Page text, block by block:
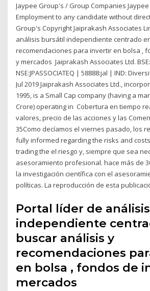
Jaypee Group's / Group Companies
Employment to any candidate without
Group's Copyright Jaiprakash Associates
análisis bursátil independiente centrado
recomendaciones para invertir en bolsa ,
y mercados Jaiprakash Associates Ltd.
NSE:JPASSOCIATEQ | 58888:jal | IND:
Jul 2019 Jaiprakash Associates Ltd.,
1995, is a Small Cap company (having a
Crore) operating in Cobertura en tiempo
valores, precio de las acciones y las
35Como decíamos el viernes pasado, los
fully informed regarding the risks and
trading the el riesgo y, siempre que sea
asesoramiento profesional. hace más de
la investigación científica con el
políticas. La reproducción de esta
Portal líder de
independiente
buscar análisis y
recomendaciones
en bolsa , fondos de
mercados